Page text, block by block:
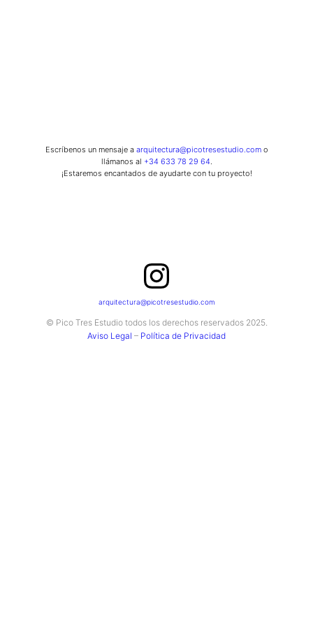
Escríbenos un mensaje a arquitectura@picotresestudio.como
llámanos al +34 633 78 29 64.
¡Estaremos encantados de ayudarte con tu proyecto!
Instagram
arquitectura@picotresestudio.com
© Pico Tres Estudio todos los derechos reservados 2025.
Aviso Legal – Política de Privacidad